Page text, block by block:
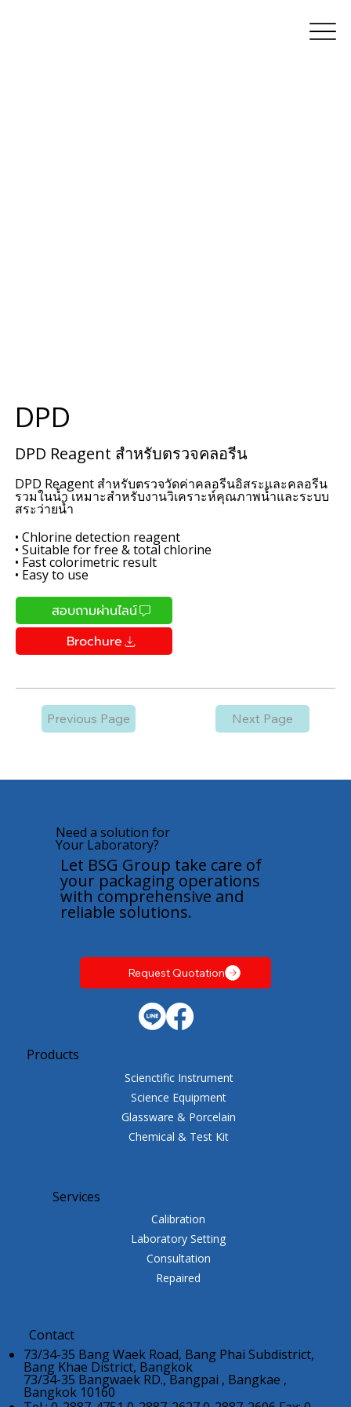
DPD
DPD Reagent สำหรับตรวจคลอรีน
DPD Reagent สำหรับตรวจวัดค่าคลอรีนอิสระและคลอรีน
รวมในน้ำ เหมาะสำหรับงานวิเคราะห์คุณภาพน้ำและระบบ
สระว่ายน้ำ
• Chlorine detection reagent
• Suitable for free & total chlorine
• Fast colorimetric result
• Easy to use
สอบถามผ่านไลน์
Brochure
Previous Page Next Page
Need a solution for
Your Laboratory?
Let BSG Group take care of
your packaging operations
with comprehensive and
reliable solutions.
Request Quotation
Products
Scienctific Instrument
Science Equipment
Glassware & Porcelain
Chemical & Test Kit
Services
Calibration
Laboratory Setting
Consultation
Repaired
Contact
73/34-35 Bang Waek Road, Bang Phai Subdistrict,
Bang Khae District, Bangkok
73/34-35 Bangwaek RD., Bangpai , Bangkae ,
Bangkok 10160